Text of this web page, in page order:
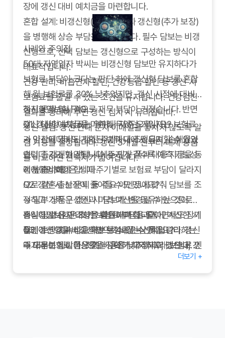
장에 갱신 대비 예치금을 마련합니다.
혼합 설계: 비갱신형(기본 보장)과 갱신형(추가 보장)
을 병행해 상승 부담을 분산합니다. 필수 담보는 비갱
신형으로, 선택 담보는 갱신형으로 구성하는 방식이
대표적입니다.
건강 관리: 비흡연자 할인, 건강등급 할인 등 갱신 시
보험료를 줄일 수 있는 조건을 유지합니다. 건강검진
결과를 정리해 두면 갱신 심사 시 유리합니다.
갱신 알림: 갱신 안내 문자·이메일을 놓치지 않도록 알
림 기능을 설정합니다. 갱신 3개월 전부터 대체 상품
을 비교하면 선택지가 넓어집니다.
사례와 주의점
50대 자영업자 박씨는 비갱신형 담보만 유지하다가
보험료 부담이 크다는 판단 하에 갱신형 담보를 혼합
해 월 보험료를 30% 낮추었지만, 갱신 시점에 대비
하지 못해 일시적으로 재무 부담이 커졌습니다. 반면
갱신 대비 예치금을 마련해 두었던 가입자는 보험료
가 인상되더라도 계획된 범위 내에서 유지할 수 있었
습니다. 갱신형 선택 시에는 인상 폭과 대응 자금을 동
시에 준비해야 합니다.
갱신형암보험 FAQ
Q1.갱신형 보험료는 얼마나 자주 오르나요?
→ 약관에 명시된 갱신 주기마다 조정되며, 손해율과
연령 증가가 반영됩니다. 주기가 길수록 예측 가능성
이 높습니다.
Q2.갱신 시 보장이 줄어들 수도 있나요?
→ 일부 상품은 갱신 시 담보가 변경될 수 있으므로
동일 담보 유지 조항을 확인해야 합니다.
Q3.갱신형을 비갱신형으로 바꿀 수 있나요?
→ 대부분의 상품은 갱신 구조가 고정되어 있으나, 갱
신 시점에 다른 상품으로 갈아타는 대체 전략은 가능
합니다.
갱신형암보험은 생애 주기별로 보험료 부담이 달라지
므로 결혼·출산·은퇴 등 주요 이벤트에 맞춰 담보를 조
정하고 가족 구성원과 미리 예산을 공유하는 것이 좋
습니다. 갱신 안내서를 받을 때마다 과거에 계산한 시
뮬레이션 값과 비교하면 보험료 인상 폭을 관리하는
데 도움이 됩니다. 초기 비용을 낮추되 미래 보험료 인
상 위험을 감수하는 구조임을 인지하고, 장기 재무 계
획과 건강 관리 전략을 병행해 갱신형 상품의 장점을
갱신형암보험은 초기 보험료 부담을 줄이면서도 장기
적인 보장 지속성을 확보할 수 있는 선택입니다. 갱신
주기와 보험료 인상률을 정확히 파악하고, 갱신 대비
예치금을 마련하여 안정적으로 보험을 유지하시기 바
랍니다. 갱신형암보험을 통해 합리적인 비용으로 지
더보기 +